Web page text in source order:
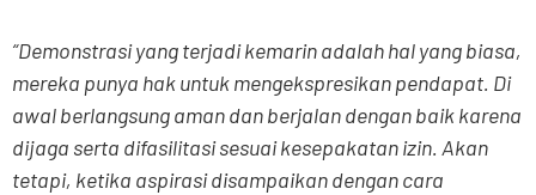
“Demonstrasi yang terjadi kemarin adalah hal yang biasa,
mereka punya hak untuk mengekspresikan pendapat. Di
awal berlangsung aman dan berjalan dengan baik karena
dijaga serta difasilitasi sesuai kesepakatan izin. Akan
tetapi, ketika aspirasi disampaikan dengan cara